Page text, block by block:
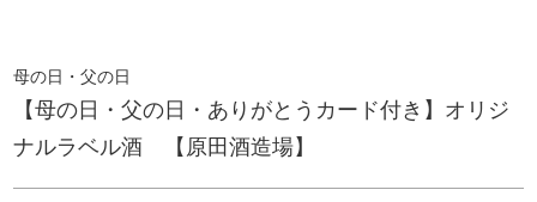
母の日・父の日
【母の日・父の日・ありがとうカード付き】オリジ
ナルラベル酒 【原田酒造場】